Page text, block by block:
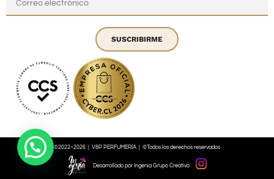
SUSCRIBIRME
©2022~2026 | V&P PERFUMERÍA | ©Todos los derechos reservados
Desarrollado por Ingenia Grupo Creativo